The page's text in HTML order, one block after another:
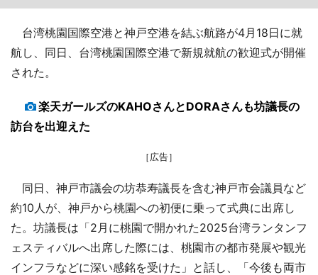
台湾桃園国際空港と神戸空港を結ぶ航路が4月18日に就
航し、同日、台湾桃園国際空港で新規就航の歓迎式が開催
された。
楽天ガールズのKAHOさんとDORAさんも坊議長の
訪台を出迎えた
［広告］
同日、神戸市議会の坊恭寿議長を含む神戸市会議員など
約10人が、神戸から桃園への初便に乗って式典に出席し
た。坊議長は「2月に桃園で開かれた2025台湾ランタンフ
ェスティバルへ出席した際には、桃園市の都市発展や観光
インフラなどに深い感銘を受けた」と話し、「今後も両市